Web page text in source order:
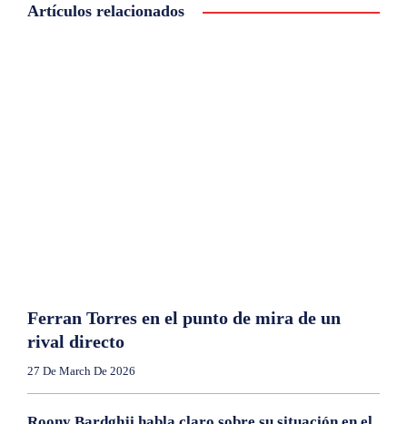
Artículos relacionados
Ferran Torres en el punto de mira de un
rival directo
27 De March De 2026